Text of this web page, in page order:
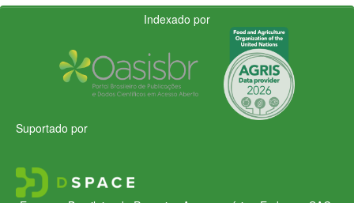
Indexado por
Suportado por